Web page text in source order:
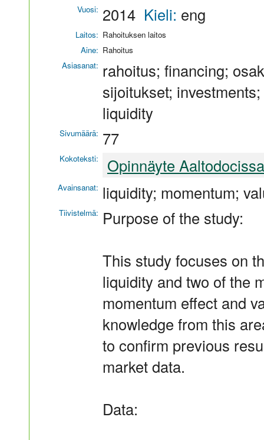
Vuosi: 2014 Kieli: eng
Laitos: Rahoituksen laitos
Aine: Rahoitus
Asiasanat: rahoitus; financing;
sijoitukset;
liquidity
Sivumäärä: 77
Kokoteksti: Opinnäyte Aaltodocissa
Avainsanat: liquidity; momentum;
Tiivistelmä: Purpose of the study:
This study focuses on
liquidity and two of the
momentum effect and
knowledge from this
to confirm previous
market data.
Data: